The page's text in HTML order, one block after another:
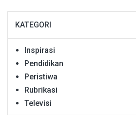
KATEGORI
Inspirasi
Pendidikan
Peristiwa
Rubrikasi
Televisi